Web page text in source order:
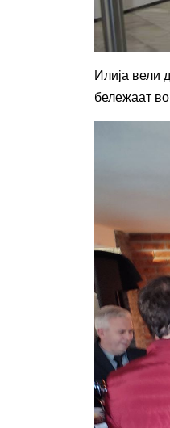
Илија вели
бележаат